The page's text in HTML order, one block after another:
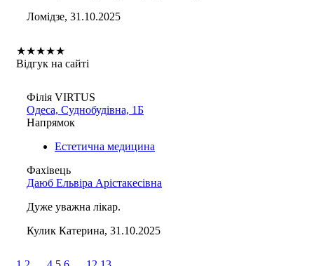
Ломідзе, 31.10.2025
★★★★★
Відгук на сайті
Філія VIRTUS
Одеса, Суднобудівна, 1Б
Напрямок
Естетична медицина
Фахівець
Даюб Ельвіра Арістакесівна
Дуже уважна лікар.
Кулик Катерина, 31.10.2025